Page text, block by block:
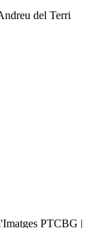
del Terri
PTCBG |